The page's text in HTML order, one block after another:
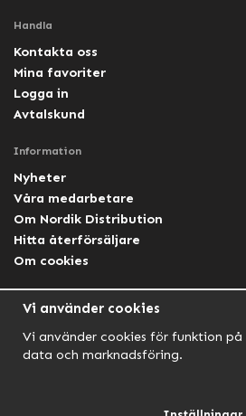
Handla
Kontakta oss
Mina favoriter
Logga in
Avtalskund
Information
Nyheter
Våra medarbetare
Om Nordik Distribution
Hitta återförsäljare
Om cookies
Facebook Lightforce Sweden
Vi använder cookies
Vi använder cookies för funktion på
data och marknadsföring.